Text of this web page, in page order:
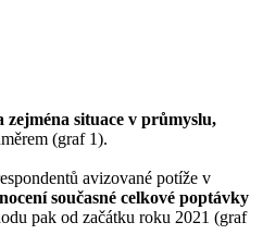
situace v průmyslu,
(graf 1).
avizované potíže v
současné celkové poptávky
pak od začátku roku 2021 (graf